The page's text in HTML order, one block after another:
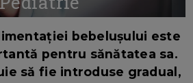
bebelușului este
pentru sănătatea sa.
să fie introduse gradual,